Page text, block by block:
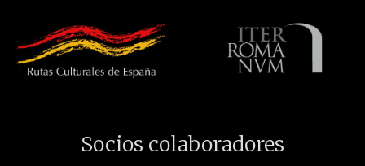
Socios colaboradores